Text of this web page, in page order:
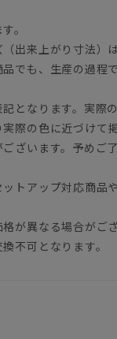
。
出来上がり寸法）
でも、生産の過程
となります。実際
際の色に近づけて
ざいます。予めご
トアップ対応商品
が異なる場合がご
不可となります。